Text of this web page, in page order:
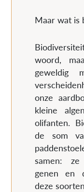
Maar wat is
woord,
geweldig
onze
kleine
olifanten.
de som
samen:
genen en
deze